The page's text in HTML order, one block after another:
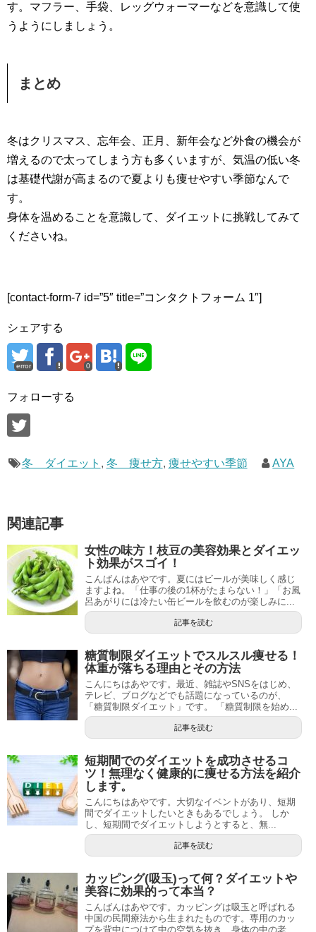
す。マフラー、手袋、レッグウォーマーなどを意識して使
うようにしましょう。
まとめ
冬はクリスマス、忘年会、正月、新年会など外食の機会が
増えるので太ってしまう方も多くいますが、気温の低い冬
は基礎代謝が高まるので夏よりも痩せやすい季節なんで
す。
身体を温めることを意識して、ダイエットに挑戦してみて
くださいね。
[contact-form-7 id=”5″ title=”コンタクトフォーム 1″]
シェアする
error 0
フォローする
冬 ダイエット , 冬 痩せ方, 痩せやすい季節 AYA
関連記事
女性の味方！枝豆の美容効果とダイエッ
ト効果がスゴイ！
こんばんはあやです。夏にはビールが美味しく感じ
ますよね。「仕事の後の1杯がたまらない！」「お風
呂あがりには冷たい缶ビールを飲むのが楽しみに...
記事を読む
糖質制限ダイエットでスルスル痩せる！
体重が落ちる理由とその方法
こんにちはあやです。最近、雑誌やSNSをはじめ、
テレビ、ブログなどでも話題になっているのが、
「糖質制限ダイエット」です。 「糖質制限を始め...
記事を読む
短期間でのダイエットを成功させるコ
ツ！無理なく健康的に痩せる方法を紹介
します。
こんにちはあやです。大切なイベントがあり、短期
間でダイエットしたいときもあるでしょう。 しか
し、短期間でダイエットしようとすると、無...
記事を読む
カッピング(吸玉)って何？ダイエットや
美容に効果的って本当？
こんばんはあやです。カッピングは吸玉と呼ばれる
中国の民間療法から生まれたものです。専用のカッ
プを背中につけて中の空気を抜き、身体の中の老